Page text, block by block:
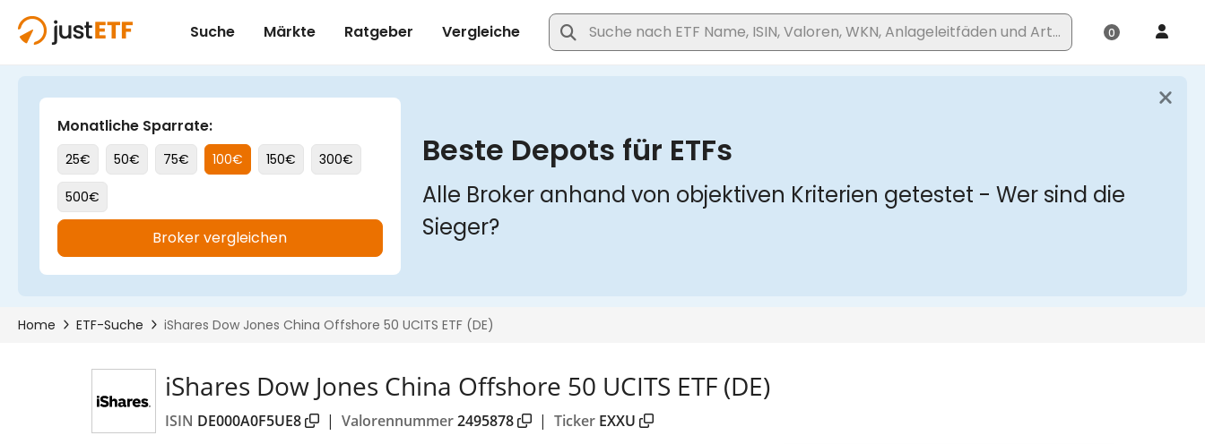
iShares Dow Jones China Offshore 50 UCITS ETF (DE)
ISIN DE000A0F5UE8 | Valorennummer2495878 | Ticker EXXU